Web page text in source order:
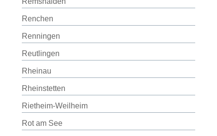
Renchen
Renningen
Reutlingen
Rheinau
Rheinstetten
Rietheim-Weilheim
Rot am See